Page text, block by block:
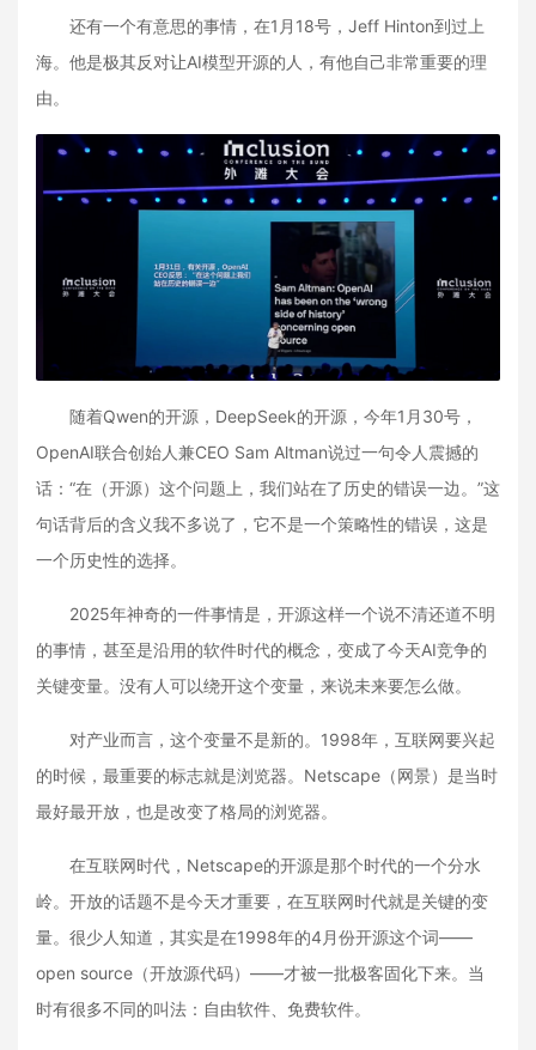
还有一个有意思的事情，在1月18号，Jeff Hinton到过上
海。他是极其反对让AI模型开源的人，有他自己非常重要的理
由。
随着Qwen的开源，DeepSeek的开源，今年1月30号，
OpenAI联合创始人兼CEO Sam Altman说过一句令人震撼的
话：“在（开源）这个问题上，我们站在了历史的错误一边。”这
句话背后的含义我不多说了，它不是一个策略性的错误，这是
一个历史性的选择。
2025年神奇的一件事情是，开源这样一个说不清还道不明
的事情，甚至是沿用的软件时代的概念，变成了今天AI竞争的
关键变量。没有人可以绕开这个变量，来说未来要怎么做。
对产业而言，这个变量不是新的。1998年，互联网要兴起
的时候，最重要的标志就是浏览器。Netscape（网景）是当时
最好最开放，也是改变了格局的浏览器。
在互联网时代，Netscape的开源是那个时代的一个分水
岭。开放的话题不是今天才重要，在互联网时代就是关键的变
量。很少人知道，其实是在1998年的4月份开源这个词——
open source（开放源代码）——才被一批极客固化下来。当
时有很多不同的叫法：自由软件、免费软件。